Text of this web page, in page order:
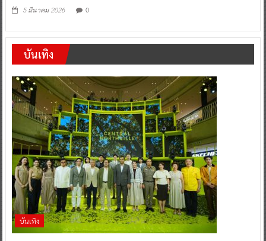
5 มีนาคม 2026 0
บันเทิง
บันเทิง